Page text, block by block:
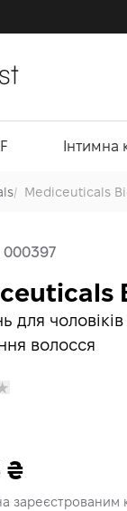
Інтимна
/ Mediceuticals
000397
для
волосся
₴